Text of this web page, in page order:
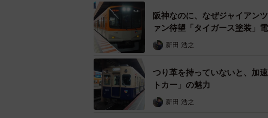
車」塗装になります。
なぜ、8000系全編成が「赤胴車」塗装になる
担当者によると、そもそも、プレストオレン
開けと阪神・淡路大震災からの復興を意識した
続けて、21世紀から四半世紀を迎えた2025年
阪神なのに、なぜジャイア
ァン待望「タイガース塗装」
新田 浩之
つり革を持っていないと、加
トカー」の魅力
新田 浩之